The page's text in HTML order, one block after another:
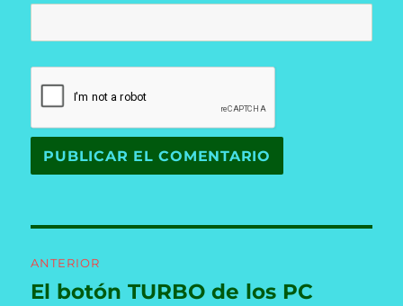
de
ANTERIOR
Entrada
El botón TURBO de los PC